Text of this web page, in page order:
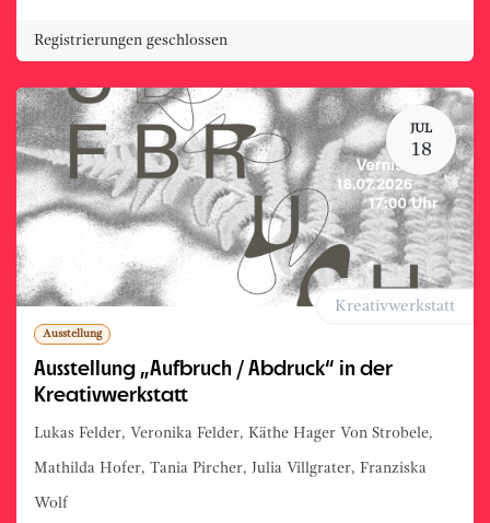
Registrierungen geschlossen
JUL
18
Ausstellung
Ausstellung „Aufbruch / Abdruck“ in der
Kreativwerkstatt
Lukas Felder, Veronika Felder, Käthe Hager Von Strobele,
Mathilda Hofer, Tania Pircher, Julia Villgrater, Franziska
Wolf
Kreativwerkstatt